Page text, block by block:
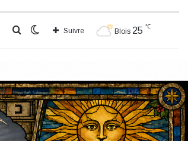
Blois 25 ℃
Suivre
Switch
Rechercher